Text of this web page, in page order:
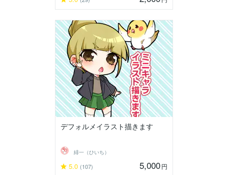
デフォルメイラスト描きます
緋一（ひいち）
5.0 (107) 5,000円